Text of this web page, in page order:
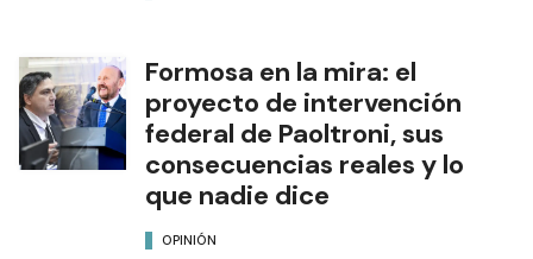
Formosa en la mira: el
proyecto de intervención
federal de Paoltroni, sus
consecuencias reales y lo
que nadie dice
OPINIÓN